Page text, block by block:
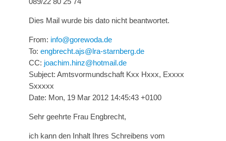
Dies Mail wurde bis dato nicht beantwortet.
From: info@gorewoda.de
To: engbrecht.ajs@lra-starnberg.de
CC: joachim.hinz@hotmail.de
Subject: Amtsvormundschaft Kxx Hxxx, Exxxx
Sxxxxx
Date: Mon, 19 Mar 2012 14:45:43 +0100
Sehr geehrte Frau Engbrecht,
ich kann den Inhalt Ihres Schreibens vom